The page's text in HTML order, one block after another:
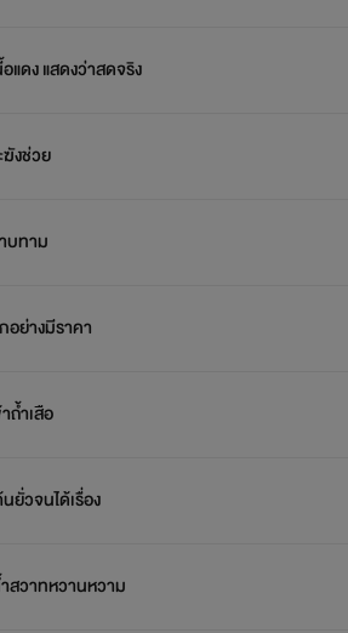
แดง แสดงว่าสดจริง
งช่วย
บทาม
ย่างมีราคา
ถ้ำเสือ
ยั่วจนได้เรื่อง
สวาทหวานหวาม